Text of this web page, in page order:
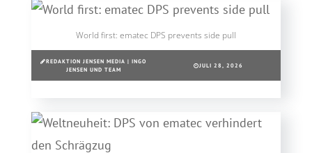
World first: ematec DPS prevents side pull
REDAKTION JENSEN MEDIA | INGO
JENSEN UND TEAM
JULI 28, 2026